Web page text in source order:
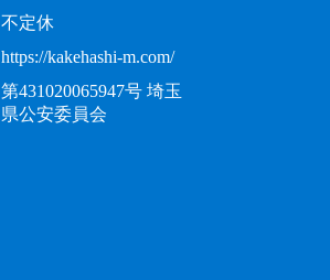
不定休
https://kakehashi-m.com/
第431020065947号 埼玉
県公安委員会